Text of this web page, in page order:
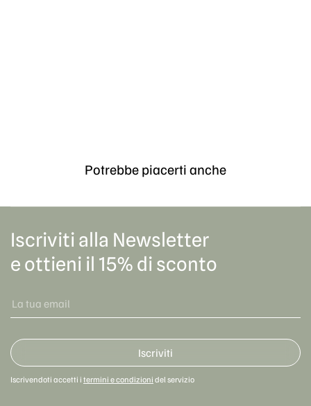
Potrebbe piacerti anche
Iscriviti alla Newsletter
e ottieni il 15% di sconto
Iscriviti
Iscrivendoti accetti i termini e condizioni del servizio